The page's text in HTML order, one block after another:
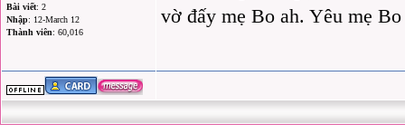
Bài viết: 2
Nhập: 12-March 12
Thành viên: 60,016
vờ đấy mẹ Bo ah. Yêu mẹ